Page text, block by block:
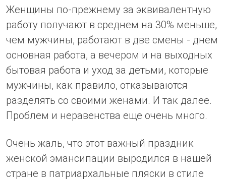
Женщины по-прежнему за эквивалентную
работу получают в среднем на 30% меньше,
чем мужчины, работают в две смены - днем
основная работа, а вечером и на выходных
бытовая работа и уход за детьми, которые
мужчины, как правило, отказываются
разделять со своими женами. И так далее.
Проблем и неравенства еще очень много.
Очень жаль, что этот важный праздник
женской эмансипации выродился в нашей
стране в патриархальные пляски в стиле